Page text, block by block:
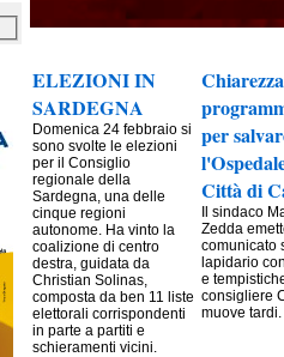
ELEZIONI IN
SARDEGNA
Domenica 24 febbraio si
sono svolte le elezioni
per il Consiglio
regionale della
Sardegna, una delle
cinque regioni
autonome. Ha vinto la
coalizione di centro
destra, guidata da
Christian Solinas,
composta da ben 11 liste
elettorali corrispondenti
in parte a partiti e
schieramenti vicini.
per
Città di
Il sindaco
Zedda
comunicato
lapidario
e
consigliere
muove